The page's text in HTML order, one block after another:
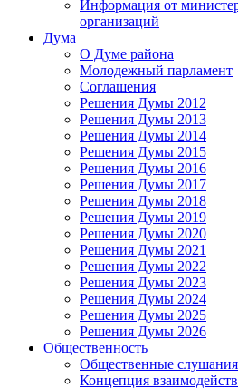
Информация от
организаций
Дума
О Думе района
Молодежный парламент
Соглашения
Решения Думы 2012
Решения Думы 2013
Решения Думы 2014
Решения Думы 2015
Решения Думы 2016
Решения Думы 2017
Решения Думы 2018
Решения Думы 2019
Решения Думы 2020
Решения Думы 2021
Решения Думы 2022
Решения Думы 2023
Решения Думы 2024
Решения Думы 2025
Решения Думы 2026
Общественность
Общественные слушания
Концепция